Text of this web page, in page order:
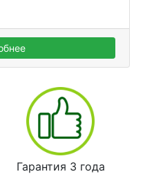
Гарантия 3 года